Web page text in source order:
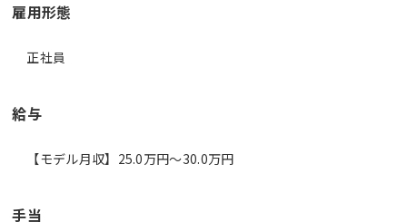
雇用形態
正社員
給与
【モデル月収】25.0万円〜30.0万円
手当